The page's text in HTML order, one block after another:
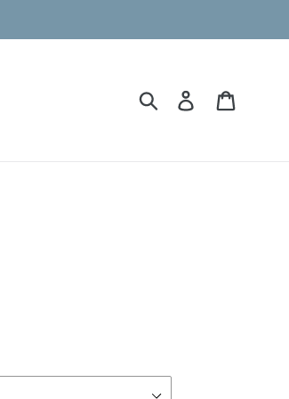
SoumettreSe connecter